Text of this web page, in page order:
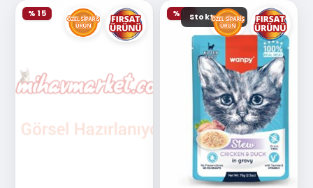
% 15 Stokta yok
% 15